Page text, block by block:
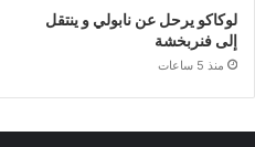
لوكاكو يرحل عن نابولي و ينتقل
إلى فنربخشة
منذ 5 ساعات